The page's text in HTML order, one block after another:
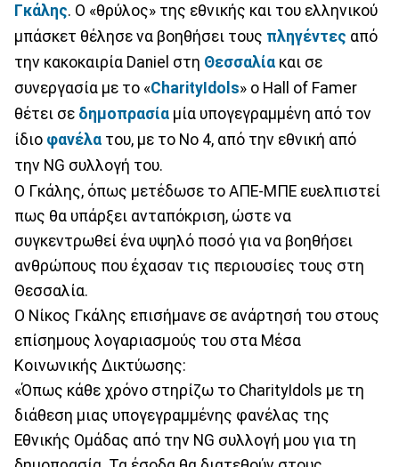
Γκάλης. Ο «θρύλος» της εθνικής και του ελληνικού
μπάσκετ θέλησε να βοηθήσει τους πληγέντες από
την κακοκαιρία Daniel στη Θεσσαλία και σε
συνεργασία με το «CharityIdols» ο Hall of Famer
θέτει σε δημοπρασία μία υπογεγραμμένη από τον
ίδιο φανέλα του, με το Νο 4, από την εθνική από
την NG συλλογή του.
Ο Γκάλης, όπως μετέδωσε το ΑΠΕ-ΜΠΕ ευελπιστεί
πως θα υπάρξει ανταπόκριση, ώστε να
συγκεντρωθεί ένα υψηλό ποσό για να βοηθήσει
ανθρώπους που έχασαν τις περιουσίες τους στη
Θεσσαλία.
Ο Νίκος Γκάλης επισήμανε σε ανάρτησή του στους
επίσημους λογαριασμούς του στα Μέσα
Κοινωνικής Δικτύωσης:
«Όπως κάθε χρόνο στηρίζω το CharityIdols με τη
διάθεση μιας υπογεγραμμένης φανέλας της
Εθνικής Ομάδας από την NG συλλογή μου για τη